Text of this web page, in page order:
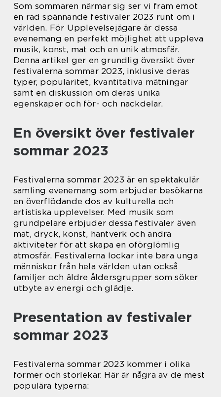
Som sommaren närmar sig ser vi fram emot
en rad spännande festivaler 2023 runt om i
världen. För Upplevelsejägare är dessa
evenemang en perfekt möjlighet att uppleva
musik, konst, mat och en unik atmosfär.
Denna artikel ger en grundlig översikt över
festivalerna sommar 2023, inklusive deras
typer, popularitet, kvantitativa mätningar
samt en diskussion om deras unika
egenskaper och för- och nackdelar.
En översikt över festivaler
sommar 2023
Festivalerna sommar 2023 är en spektakulär
samling evenemang som erbjuder besökarna
en överflödande dos av kulturella och
artistiska upplevelser. Med musik som
grundpelare erbjuder dessa festivaler även
mat, dryck, konst, hantverk och andra
aktiviteter för att skapa en oförglömlig
atmosfär. Festivalerna lockar inte bara unga
människor från hela världen utan också
familjer och äldre åldersgrupper som söker
utbyte av energi och glädje.
Presentation av festivaler
sommar 2023
Festivalerna sommar 2023 kommer i olika
former och storlekar. Här är några av de mest
populära typerna: